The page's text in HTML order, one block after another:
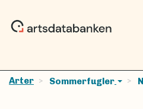
Arter Sommerfugler